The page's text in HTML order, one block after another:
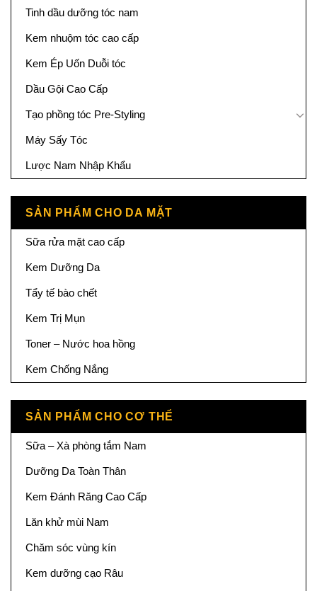
Tinh dầu dưỡng tóc nam
Kem nhuộm tóc cao cấp
Kem Ép Uốn Duỗi tóc
Dầu Gội Cao Cấp
Tạo phồng tóc Pre-Styling
Máy Sấy Tóc
Lược Nam Nhập Khẩu
SẢN PHẨM CHO DA MẶT
Sữa rửa mặt cao cấp
Kem Dưỡng Da
Tẩy tế bào chết
Kem Trị Mụn
Toner – Nước hoa hồng
Kem Chống Nắng
SẢN PHẨM CHO CƠ THỂ
Sữa – Xà phòng tắm Nam
Dưỡng Da Toàn Thân
Kem Đánh Răng Cao Cấp
Lăn khử mùi Nam
Chăm sóc vùng kín
Kem dưỡng cạo Râu